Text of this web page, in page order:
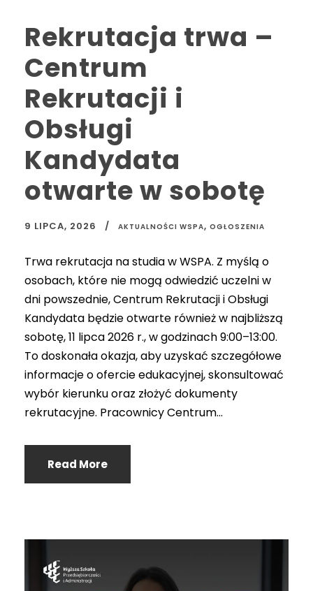
Rekrutacja trwa –
Centrum
Rekrutacji i
Obsługi
Kandydata
otwarte w sobotę
9 LIPCA, 2026 AKTUALNOŚCI WSPA, OGŁOSZENIA
Trwa rekrutacja na studia w WSPA. Z myślą o
osobach, które nie mogą odwiedzić uczelni w
dni powszednie, Centrum Rekrutacji i Obsługi
Kandydata będzie otwarte również w najbliższą
sobotę, 11 lipca 2026 r., w godzinach 9:00–13:00.
To doskonała okazja, aby uzyskać szczegółowe
informacje o ofercie edukacyjnej, skonsultować
wybór kierunku oraz złożyć dokumenty
rekrutacyjne. Pracownicy Centrum...
Read More